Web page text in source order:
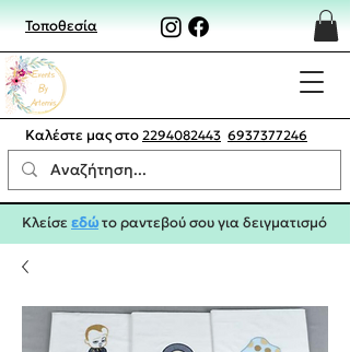
Τοποθεσία
Καλέστε μας στο 2294082443 6937377246
Κλείσεεδώτο ραντεβού σου για δειγματισμό